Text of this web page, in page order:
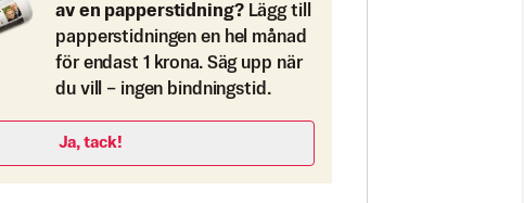
av en papperstidning? Lägg till
papperstidningen en hel månad
för endast 1 krona. Säg upp när
du vill – ingen bindningstid.
Ja, tack!